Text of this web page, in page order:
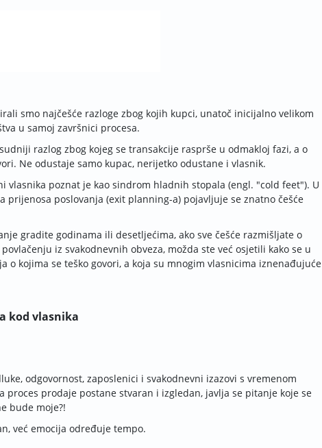
smo najčešće razloge zbog kojih kupci, unatoč inicijalno velikom
u samoj završnici procesa.
razlog zbog kojeg se transakcije rasprše u odmakloj fazi, a o
Ne odustaje samo kupac, nerijetko odustane i vlasnik.
vlasnika poznat je kao sindrom hladnih stopala (engl. "cold feet"). U
poslovanja (exit planning-a) pojavljuje se znatno češće
gradite godinama ili desetljećima, ako sve češće razmišljate o
iz svakodnevnih obveza, možda ste već osjetili kako se u
kojima se teško govori, a koja su mnogim vlasnicima iznenađujuće
kod vlasnika
odgovornost, zaposlenici i svakodnevni izazovi s vremenom
prodaje postane stvaran i izgledan, javlja se pitanje koje se
bude moje?!
već emocija određuje tempo.